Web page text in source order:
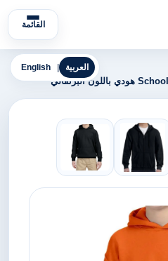
القائمة
English العربية
School هودي باللون البرتقالي